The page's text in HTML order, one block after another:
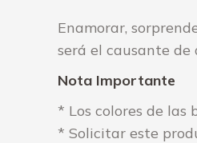
Enamorar,
será el causante de
Nota Importante
* Los colores de las
* Solicitar este